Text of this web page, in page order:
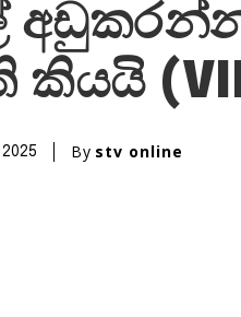
කියයි
By stv online